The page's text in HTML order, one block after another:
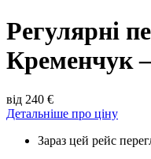
Регулярні
Кременчук
від 240 €
Детальніше про ціну
Зараз цей рейс